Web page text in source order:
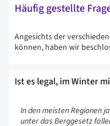
Häufig gestellte
Angesichts der
können, haben wir
Ist es legal, im Winter
In den meisten Regionen
unter das Berggesetz